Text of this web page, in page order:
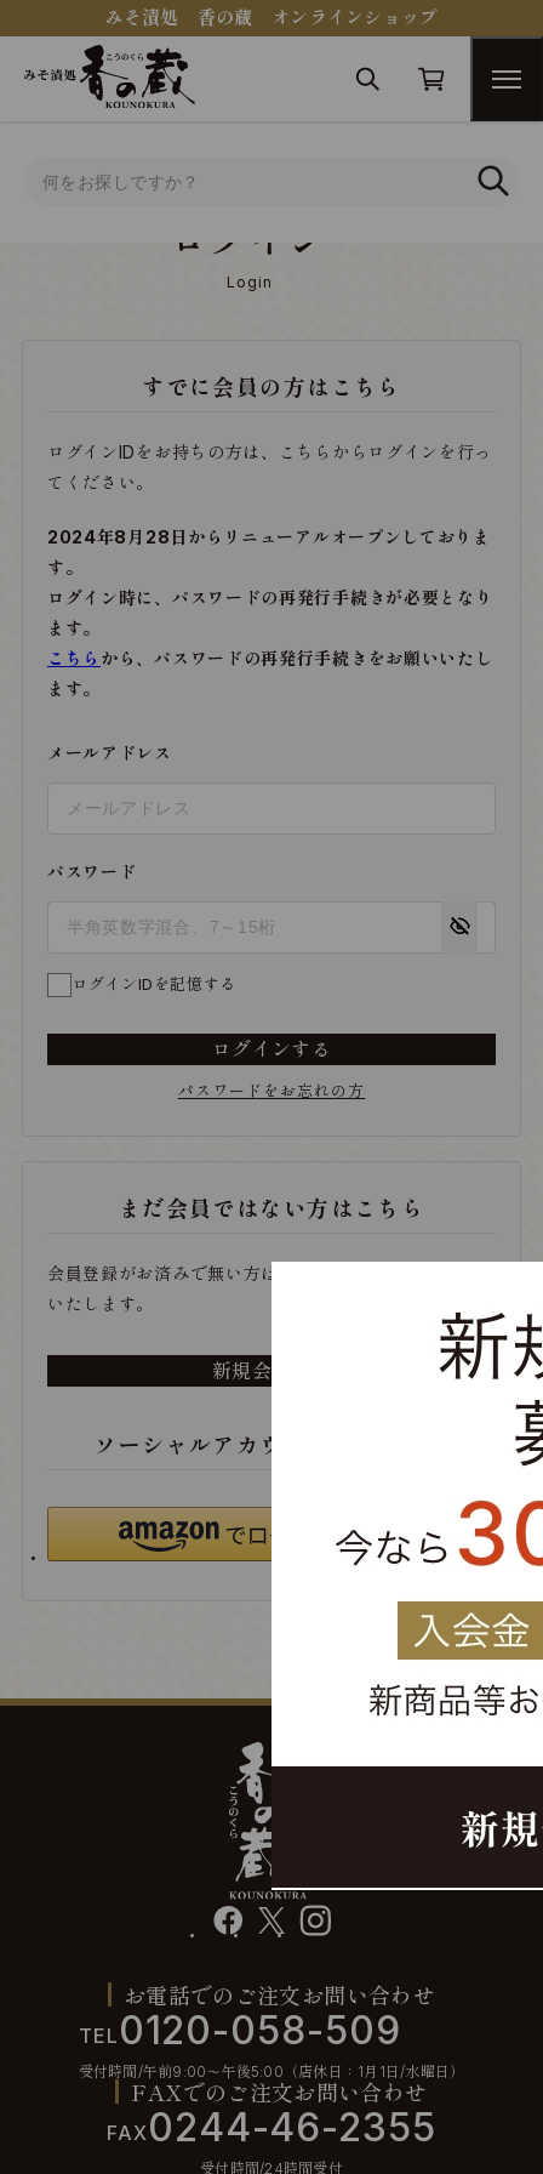
みそ漬処 香の蔵 オンラインショップ
ログイン
Login
すでに会員の方はこちら
ログインIDをお持ちの方は、こちらからログインを行っ
てください。
2024年8月28日からリニューアルオープンしておりま
す。
ログイン時に、パスワードの再発行手続きが必要となり
ます。
こちら から、パスワードの再発行手続きをお願いいたし
ます。
メールアドレス
パスワード
ログインIDを記憶する
ログインする
パスワードをお忘れの方
まだ会員ではない方はこちら
会員登録がお済みで無い方は、こちらから登録をお願い
いたします。
新規会員登録
ソーシャルアカウントでログイン
facebook instagram
お電話でのご注文お問い合わせ
TEL 0120-058-509
受付時間/午前9:00〜午後5:00（店休日：1月1日/水曜日）
FAXでのご注文お問い合わせ
FAX0244-46-2355
受付時間/24時間受付